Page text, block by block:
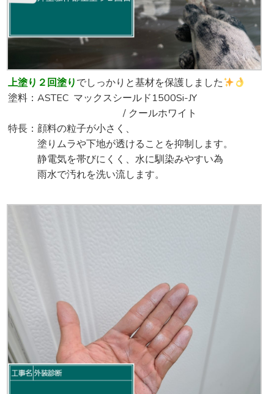
上塗り２回塗りでしっかりと基材を保護しました
塗料：ASTEC マックスシールド1500Si-JY
/ クールホワイト
特長：顔料の粒子が小さく、
塗りムラや下地が透けることを抑制します。
静電気を帯びにくく、水に馴染みやすい為
雨水で汚れを洗い流します。